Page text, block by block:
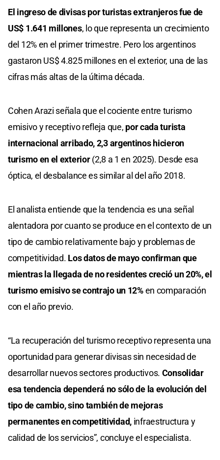
El ingreso de divisas por turistas extranjeros fue de
US$ 1.641 millones, lo que representa un crecimiento
del 12% en el primer trimestre. Pero los argentinos
gastaron US$ 4.825 millones en el exterior, una de las
cifras más altas de la última década.
Cohen Arazi señala que el cociente entre turismo
emisivo y receptivo refleja que, por cada turista
internacional arribado, 2,3 argentinos hicieron
turismo en el exterior(2,8 a 1 en 2025). Desde esa
óptica, el desbalance es similar al del año 2018.
El analista entiende que la tendencia es una señal
alentadora por cuanto se produce en el contexto de un
tipo de cambio relativamente bajo y problemas de
competitividad. Los datos de mayo confirman que
mientras la llegada de no residentes creció un 20%, el
turismo emisivo se contrajo un 12%en comparación
con el año previo.
“La recuperación del turismo receptivo representa una
oportunidad para generar divisas sin necesidad de
desarrollar nuevos sectores productivos. Consolidar
esa tendencia dependerá no sólo de la evolución del
tipo de cambio, sino también de mejoras
permanentes en competitividad, infraestructura y
calidad de los servicios”, concluye el especialista.